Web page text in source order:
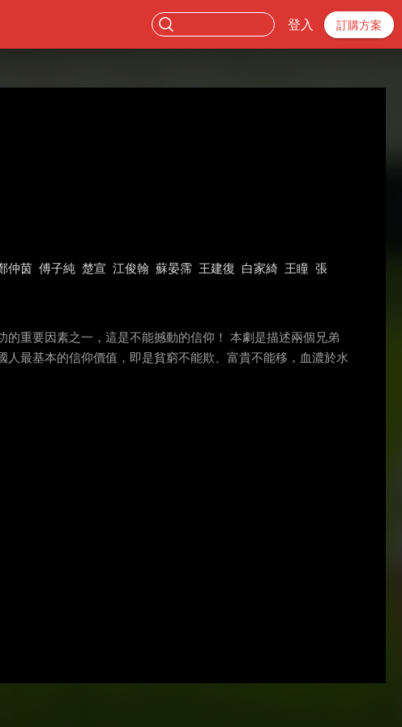
登入 訂購方案
仲茵 傅子純 楚宣 江俊翰 蘇晏霈 王建復 白家綺 王瞳 張
重要因素之一，這是不能撼動的信仰！ 本劇是描述兩個兄弟
最基本的信仰價值，即是貧窮不能欺、富貴不能移，血濃於水